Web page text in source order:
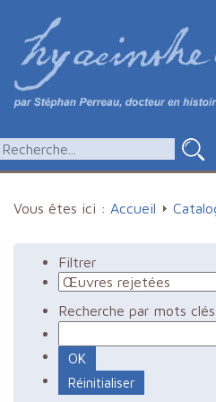
Vous êtes ici : Accueil
Filtrer
Recherche par mots clés